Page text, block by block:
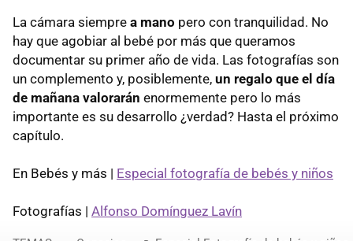
La cámara siempre a mano pero con tranquilidad. No
hay que agobiar al bebé por más que queramos
documentar su primer año de vida. Las fotografías son
un complemento y, posiblemente, un regalo que el día
de mañana valorarán enormemente pero lo más
importante es su desarrollo ¿verdad? Hasta el próximo
capítulo.
En Bebés y más | Especial fotografía de bebés y niños
Fotografías | Alfonso Domínguez Lavín